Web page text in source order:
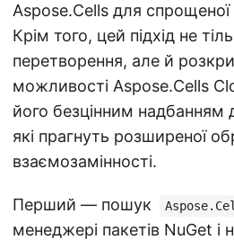
Aspose.Cells для
Крім того, цей підхід не
перетворення, але й
можливості Aspose.Cells
його безцінним надбанням
які прагнуть розширеної
взаємозамінності.
Перший — пошук
менеджері пакетів NuGet і